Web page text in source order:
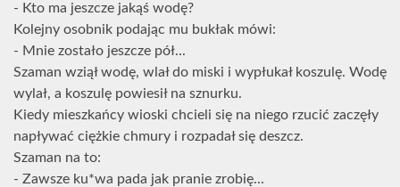
- Kto ma jeszcze jakąś wodę?
Kolejny osobnik podając mu bukłak mówi:
- Mnie zostało jeszcze pół...
Szaman wziął wodę, wlał do miski i wypłukał koszulę. Wodę
wylał, a koszulę powiesił na sznurku.
Kiedy mieszkańcy wioski chcieli się na niego rzucić zaczęły
napływać ciężkie chmury i rozpadał się deszcz.
Szaman na to:
- Zawsze ku*wa pada jak pranie zrobię...